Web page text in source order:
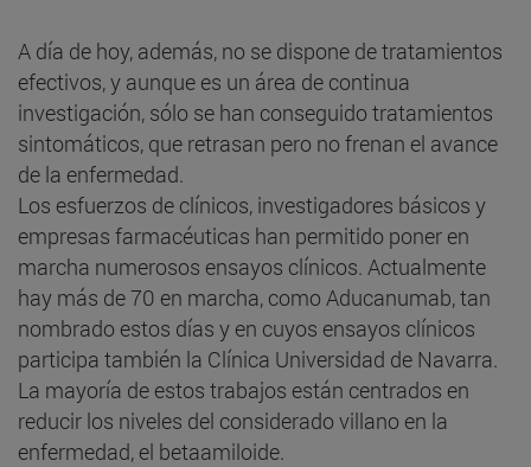
A día de hoy, además, no se dispone de tratamientos
efectivos, y aunque es un área de continua
investigación, sólo se han conseguido tratamientos
sintomáticos, que retrasan pero no frenan el avance
de la enfermedad.
Los esfuerzos de clínicos, investigadores básicos y
empresas farmacéuticas han permitido poner en
marcha numerosos ensayos clínicos. Actualmente
hay más de 70 en marcha, como Aducanumab, tan
nombrado estos días y en cuyos ensayos clínicos
participa también la Clínica Universidad de Navarra.
La mayoría de estos trabajos están centrados en
reducir los niveles del considerado villano en la
enfermedad, el betaamiloide.